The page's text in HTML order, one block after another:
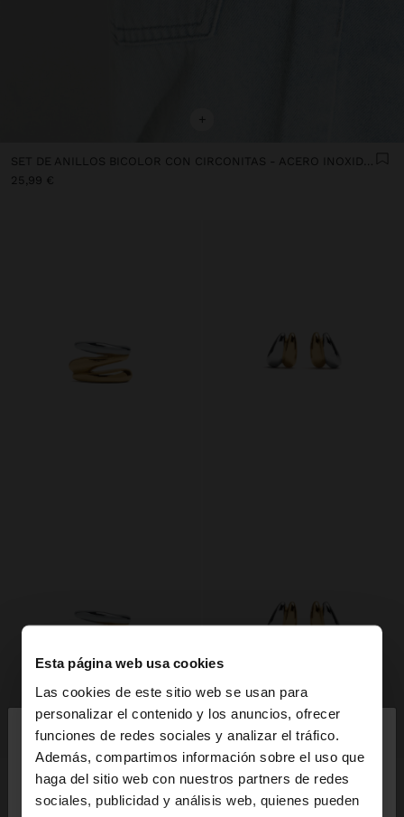
Esta página web usa cookies
Las cookies de este sitio web se usan para
personalizar el contenido y los anuncios, ofrecer
funciones de redes sociales y analizar el tráfico.
Además, compartimos información sobre el uso que
haga del sitio web con nuestros partners de redes
sociales, publicidad y análisis web, quienes pueden
hola
Estás accediendo a la web de España. ¿Quieres ir a
la web de United States?
+
SET DE ANILLOS BICOLOR CON CIRCONITAS - ACERO INOXIDABLE
25,99 €
+
ANILLO BICOLOR CON EFECTO ESPIRAL - ACERO INOXIDABLE
23,99 €
+
9,99 €